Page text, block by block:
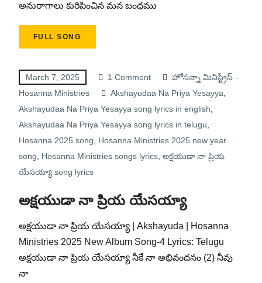
అనురాగాలు కురిపించిన మన బంధము
FULL SONG
March 7, 2025 1 Comment
హోసన్నా మినిస్ట్రీస్ -
Hosanna Ministries
Akshayudaa Na Priya Yesayya
Akshayudaa Na Priya Yesayya song lyrics in english
Akshayudaa Na Priya Yesayya song lyrics in telugu
Hosanna 2025 song
Hosanna Ministries 2025 new year
song
Hosanna Ministries songs lyrics, అక్షయుడా నా ప్రియ
యేసయ్యా song lyrics
అక్షయుడా నా ప్రియ యేసయ్యా
అక్షయుడా నా ప్రియ యేసయ్యా | Akshayuda | Hosanna
Ministries 2025 New Album Song-4 Lyrics: Telugu
అక్షయుడా నా ప్రియ యేసయ్యా నీకే నా అభివందనం (2) నీవు
నా